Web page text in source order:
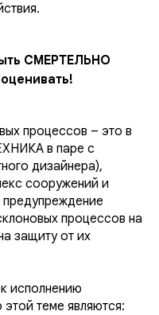
СМЕРТЕЛЬНО
процессов – это в
в паре с
дизайнера),
сооружений и
предупреждение
процессов на
защиту от их
исполнению
теме являются: